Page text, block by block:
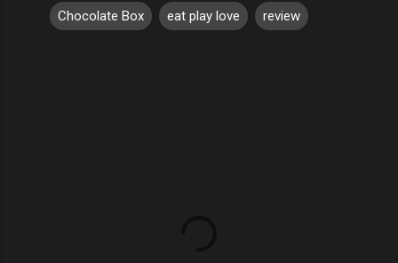
Chocolate Box eat play love review